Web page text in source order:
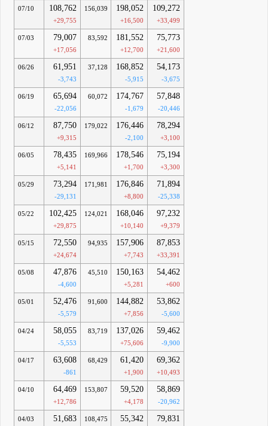
07/10 108,762
+29,755
156,039 198,052
+16,500
109,272
+33,499
07/03 79,007
+17,056
83,592 181,552
+12,700
75,773
+21,600
06/26 61,951
-3,743
37,128 168,852
-5,915
54,173
-3,675
06/19 65,694
-22,056
60,072 174,767
-1,679
57,848
-20,446
06/12 87,750
+9,315
179,022 176,446
-2,100
78,294
+3,100
06/05 78,435
+5,141
169,966 178,546
+1,700
75,194
+3,300
05/29 73,294
-29,131
171,981 176,846
+8,800
71,894
-25,338
05/22 102,425
+29,875
124,021 168,046
+10,140
97,232
+9,379
05/15 72,550
+24,674
94,935 157,906
+7,743
87,853
+33,391
05/08 47,876
-4,600
45,510 150,163
+5,281
54,462
+600
05/01 52,476
-5,579
91,600 144,882
+7,856
53,862
-5,600
04/24 58,055
-5,553
83,719 137,026
+75,606
59,462
-9,900
04/17 63,608
-861
68,429 61,420
+1,900
69,362
+10,493
04/10 64,469
+12,786
153,807 59,520
+4,178
58,869
-20,962
04/03 51,683 108,475 55,342 79,831